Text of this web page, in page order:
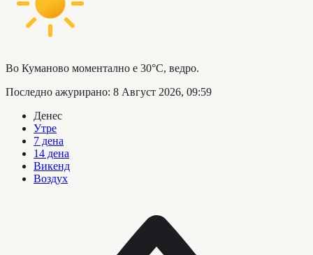
Во Куманово моментално е 30°C, ведро.
Последно ажурирано: 8 Август 2026, 09:59
Денес
Утре
7 дена
14 дена
Викенд
Воздух